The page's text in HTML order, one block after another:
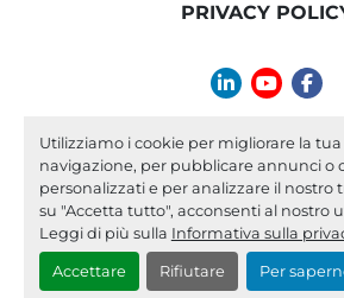
Utilizziamo i cookie per migliorare la
navigazione, per pubblicare annunci o
personalizzati e per analizzare il nostro
su "Accetta tutto", acconsenti al nostro
Leggi di più sulla Informativa sulla
Accettare Rifiutare Per
PRIVACY
linkedinyoutube
Machinio Systemsito web
Personalizza le preferenze